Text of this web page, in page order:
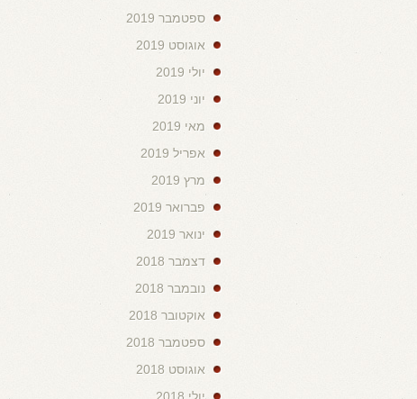
ספטמבר 2019
אוגוסט 2019
יולי 2019
יוני 2019
מאי 2019
אפריל 2019
מרץ 2019
פברואר 2019
ינואר 2019
דצמבר 2018
נובמבר 2018
אוקטובר 2018
ספטמבר 2018
אוגוסט 2018